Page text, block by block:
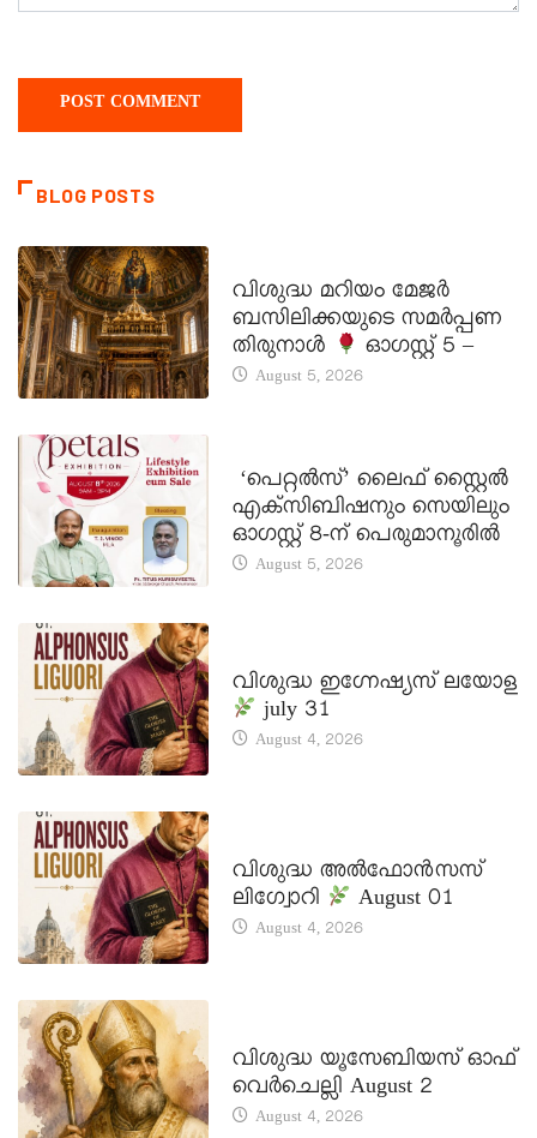
BLOG POSTS
വിശുദ്ധ മറിയം മേജർ
ബസിലിക്കയുടെ സമർപ്പണ
തിരുനാൾ
ഓഗസ്റ്റ് 5 –
August 5, 2026
‘പെറ്റൽസ്’ ലൈഫ് സ്റ്റൈൽ
എക്സിബിഷനും സെയിലും
ഓഗസ്റ്റ് 8-ന് പെരുമാനൂരിൽ
August 5, 2026
വിശുദ്ധ ഇഗ്നേഷ്യസ് ലയോള
july 31
August 4, 2026
വിശുദ്ധ അൽഫോൻസസ്
ലിഗ്വോറി
August 01
August 4, 2026
വിശുദ്ധ യൂസേബിയസ് ഓഫ്
വെർചെല്ലി August 2
August 4, 2026